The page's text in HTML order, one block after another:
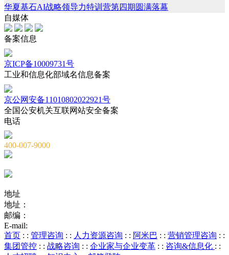
华夏基石AI战略领导力特训营第四期圆满落幕
自媒体
备案信息
京ICP备10009731号
工业和信息化部域名信息备案
京公网安备11010802022921号
全国公安机关互联网站安全备案
电话
400-007-9000
地址
地址：
邮编：
E-mail:
首页 : : 管理咨询 : : 人力资源咨询 : : 阿米巴 : : 营销管理咨询 : :
集团管控 : : 战略咨询 : : 企业家与企业变革 : : 咨询&信息化 : :